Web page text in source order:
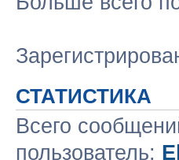
СТАТИСТИКА
Всего
пользователь: